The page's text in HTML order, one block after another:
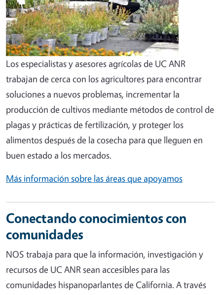
Los especialistas y asesores agrícolas de UC ANR
trabajan de cerca con los agricultores para encontrar
soluciones a nuevos problemas, incrementar la
producción de cultivos mediante métodos de control de
plagas y prácticas de fertilización, y proteger los
alimentos después de la cosecha para que lleguen en
buen estado a los mercados.
Más información sobre las áreas que apoyamos
Conectando conocimientos con
comunidades
NOS trabaja para que la información, investigación y
recursos de UC ANR sean accesibles para las
comunidades hispanoparlantes de California. A través